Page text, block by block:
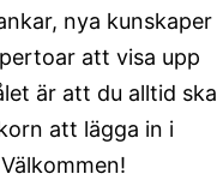
nya kunskaper
att visa upp
är att du alltid ska
att lägga in i